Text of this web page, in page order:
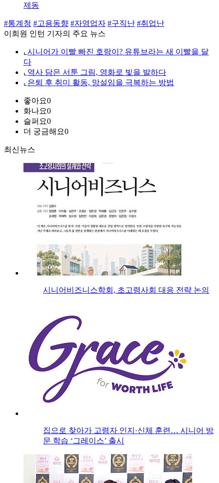
제동
#통계청 #고용동향 #자영업자 #구직난 #취업난
이희원 인턴 기자의 주요 뉴스
⌞ 시니어가 이빨 빠진 호랑이? 유튜브라는 새 이빨을 달
다
⌞ 역사 담은 서툰 그림, 영화로 빛을 발하다
⌞ 은퇴 후 취미 활동, 망설임을 극복하는 방법
좋아요0
화나요0
슬퍼요0
더 궁금해요0
최신뉴스
시니어비즈니스학회, 초고령사회 대응 전략 논의
집으로 찾아가 고령자 인지·신체 훈련… 시니어 방
문 학습 ‘그레이스’ 출시